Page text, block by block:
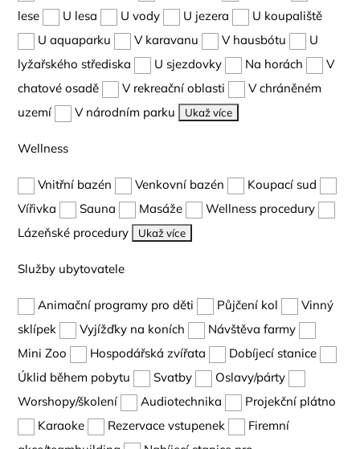
lese
U lesa U vody U jezera
U koupaliště
U aquaparku
V karavanu V hausbótu
U
lyžařského střediska
U sjezdovky Na horách
V
chatové osadě
V rekreační oblasti
V chráněném
uzemí
V národním parku Ukaž více
Wellness
Vnitřní bazén Venkovní bazén
Koupací sud
Vířivka
Sauna Masáže
Wellness procedury
Lázeňské procedury
Ukaž více
Služby ubytovatele
Animační programy pro děti Půjčení kol
Vinný
sklípek
Vyjížďky na koních
Návštěva farmy
Mini Zoo
Hospodářská zvířata
Dobíjecí stanice
Úklid během pobytu
Svatby
Oslavy/párty
Worshopy/školení
Audiotechnika
Projekční plátno
Karaoke
Rezervace vstupenek
Firemní